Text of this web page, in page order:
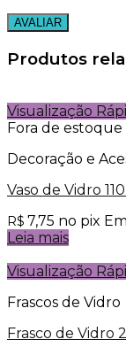
Produtos
Visualização
Fora de estoque
Decoração e
Vaso de Vidro
R$ 7,75 no pix
Leia mais
Visualização
Frascos de Vidro
Frasco de Vidro